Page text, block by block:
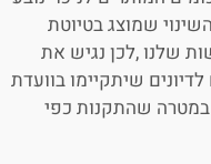
שמוצג בטיוטת
שלנו ,לכן נגיש את
שיתקיימו בוועדת
שהתקנות כפי